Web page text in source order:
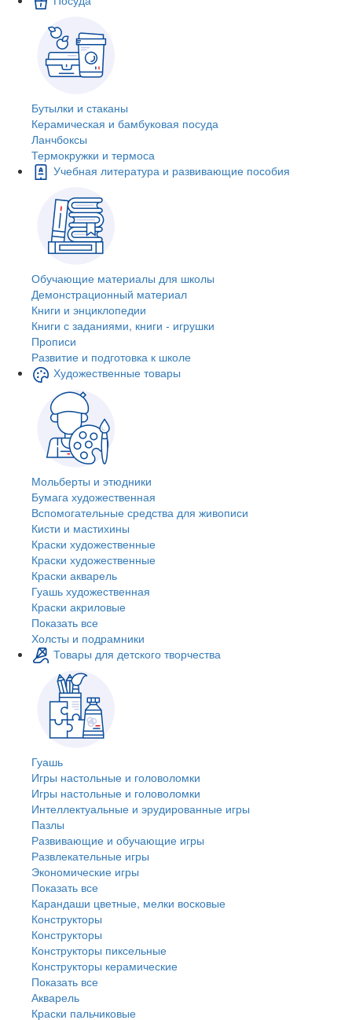
Бутылки и стаканы
Керамическая и бамбуковая посуда
Ланчбоксы
Термокружки и термоса
Учебная литература и развивающие пособия
Обучающие материалы для школы
Демонстрационный материал
Книги и энциклопедии
Книги с заданиями, книги - игрушки
Прописи
Развитие и подготовка к школе
Художественные товары
Мольберты и этюдники
Бумага художественная
Вспомогательные средства для живописи
Кисти и мастихины
Краски художественные
Краски художественные
Краски акварель
Гуашь художественная
Краски акриловые
Показать все
Холсты и подрамники
Товары для детского творчества
Гуашь
Игры настольные и головоломки
Игры настольные и головоломки
Интеллектуальные и эрудированные игры
Пазлы
Развивающие и обучающие игры
Развлекательные игры
Экономические игры
Показать все
Карандаши цветные, мелки восковые
Конструкторы
Конструкторы
Конструкторы пиксельные
Конструкторы керамические
Показать все
Акварель
Краски пальчиковые